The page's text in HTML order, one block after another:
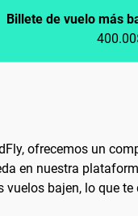
Billete de vuelo más
ofrecemos un
en nuestra
bajen, lo que